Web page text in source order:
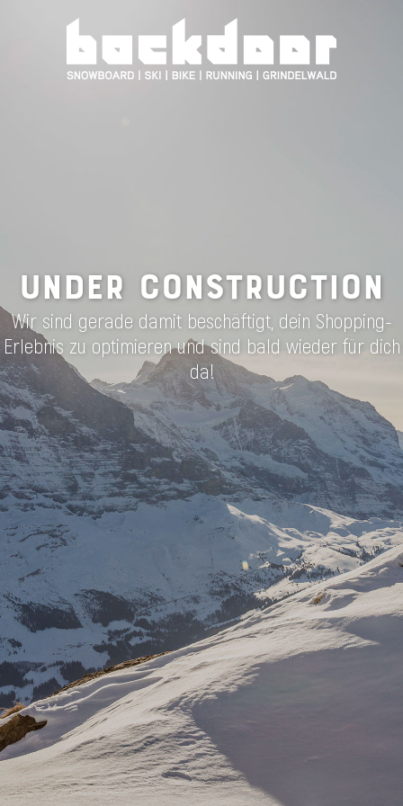
UNDER CONSTRUCTION
Wir sind gerade damit beschäftigt, dein Shopping-
Erlebnis zu optimieren und sind bald wieder für dich
da!